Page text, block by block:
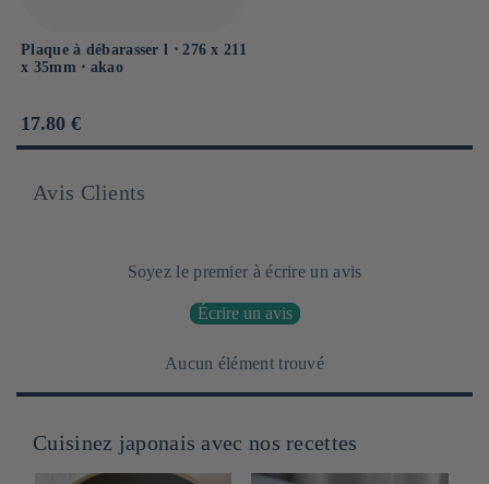
Plaque à débarasser l ⋅ 276 x 211
x 35mm ⋅ akao
Prix
habituel
17.80 €
Avis Clients
Soyez le premier à écrire un avis
Écrire un avis
Aucun élément trouvé
Cuisinez japonais avec nos recettes